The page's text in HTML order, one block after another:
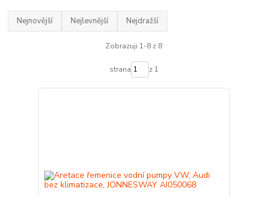
Nejnovější Nejlevnější Nejdražší
Zobrazuji 1-8 z 8
strana z 1